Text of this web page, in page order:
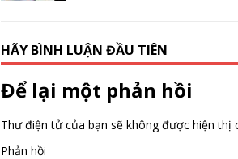
HÃY BÌNH LUẬN ĐẦU TIÊN
Để lại một phản hồi
Thư điện tử của bạn sẽ không được hiện thị
Phản hồi